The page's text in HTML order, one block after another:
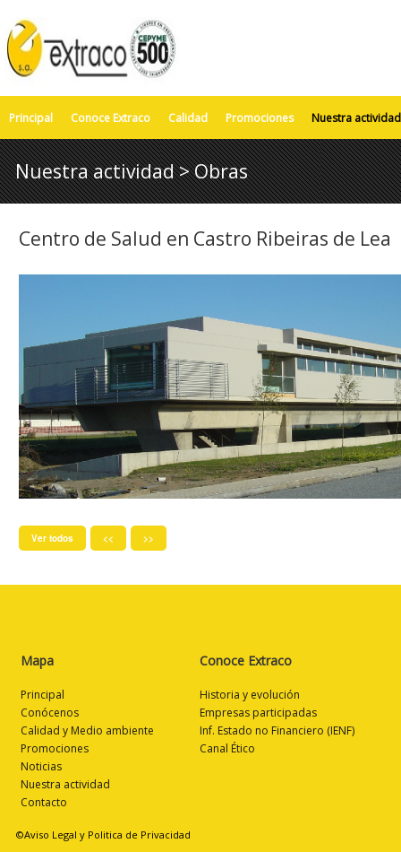
Principal Conoce Extraco Calidad Promociones Nuestra actividad
Nuestra actividad > Obras
Centro de Salud en Castro Ribeiras de Lea
Ver todos << >>
Mapa
Principal
Conócenos
Calidad y Medio ambiente
Promociones
Noticias
Nuestra actividad
Contacto
Conoce Extraco
Historia y evolución
Empresas participadas
Inf. Estado no Financiero (IENF)
Canal Ético
©Aviso Legal y Politica de Privacidad